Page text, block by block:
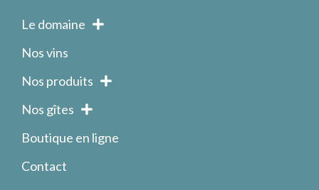
Le domaine
Nos vins
Nos produits
Nos gîtes
Boutique en ligne
Contact